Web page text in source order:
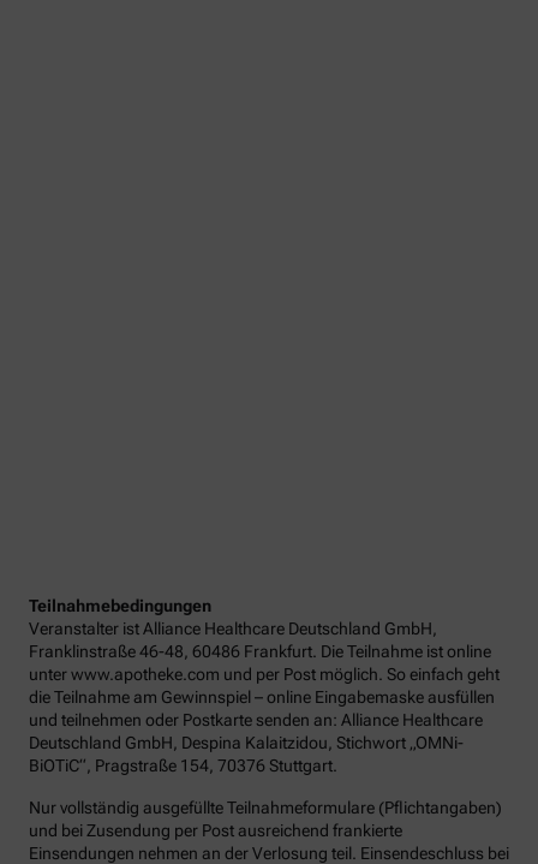
Teilnahmebedingungen
Veranstalter ist Alliance Healthcare Deutschland GmbH,
Franklinstraße 46-48, 60486 Frankfurt. Die Teilnahme ist online
unter www.apotheke.com und per Post möglich. So einfach geht
die Teilnahme am Gewinnspiel – online Eingabemaske ausfüllen
und teilnehmen oder Postkarte senden an: Alliance Healthcare
Deutschland GmbH, Despina Kalaitzidou, Stichwort „OMNi-
BiOTiC“, Pragstraße 154, 70376 Stuttgart.
Nur vollständig ausgefüllte Teilnahmeformulare (Pflichtangaben)
und bei Zusendung per Post ausreichend frankierte
Einsendungen nehmen an der Verlosung teil. Einsendeschluss bei